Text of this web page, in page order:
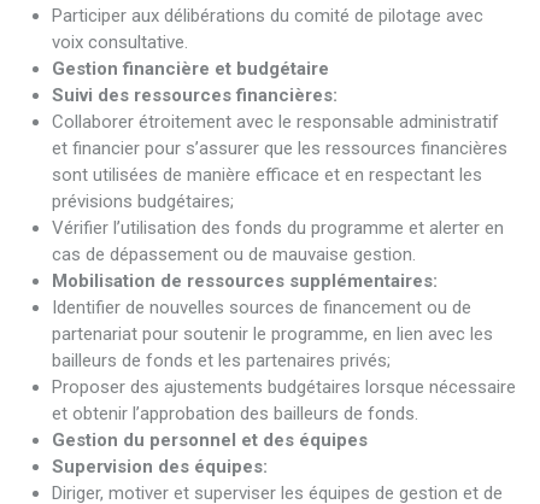
Participer aux délibérations du comité de pilotage avec
voix consultative.
Gestion financière et budgétaire
Suivi des ressources financières:
Collaborer étroitement avec le responsable administratif
et financier pour s’assurer que les ressources financières
sont utilisées de manière efficace et en respectant les
prévisions budgétaires;
Vérifier l’utilisation des fonds du programme et alerter en
cas de dépassement ou de mauvaise gestion.
Mobilisation de ressources supplémentaires:
Identifier de nouvelles sources de financement ou de
partenariat pour soutenir le programme, en lien avec les
bailleurs de fonds et les partenaires privés;
Proposer des ajustements budgétaires lorsque nécessaire
et obtenir l’approbation des bailleurs de fonds.
Gestion du personnel et des équipes
Supervision des équipes:
Diriger, motiver et superviser les équipes de gestion et de